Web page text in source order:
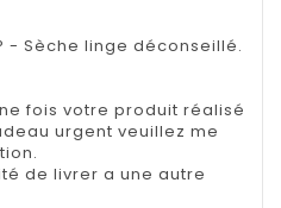
- Sèche linge déconseillé.
fois votre produit réalisé
urgent veuillez me
de livrer a une autre